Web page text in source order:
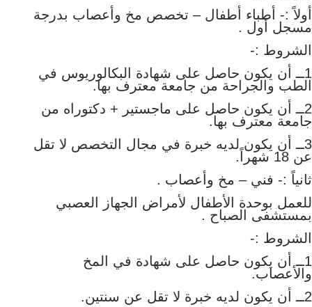
أولاً :- أطباء أطفال – تخصص مخ وأعصاب بدرجة
مسجل أول .
الشروط :-
1ــ أن يكون حاصل على شهادة البكالوريوس في
الطب والجراحة من جامعة معترف بها.
2ــ أن يكون حاصل على ماجستير + دكتوراه من
جامعة معترف بها.
3ــ أن يكون لديه خبرة في مجال التخصص لا تقل
عن 18 شهراً.
ثانياً :- فني – مخ وأعصاب .
للعمل بوحدة الأطفال لأمراض الجهاز العصبي
بمستشفى الصباح .
الشروط :-
1ــ أن يكون حاصل على شهادة في المخ
والأعصاب.
2ــ أن يكون لديه خبرة لا تقل عن سنتين.